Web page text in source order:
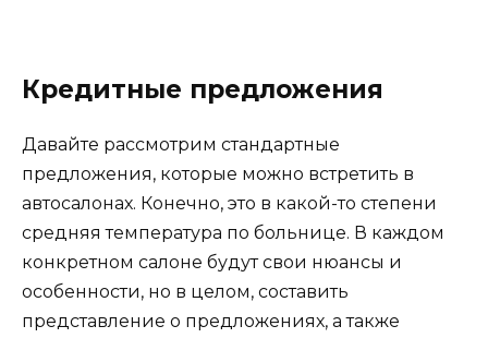
Кредитные предложения
Давайте рассмотрим стандартные
предложения, которые можно встретить в
автосалонах. Конечно, это в какой-то степени
средняя температура по больнице. В каждом
конкретном салоне будут свои нюансы и
особенности, но в целом, составить
представление о предложениях, а также